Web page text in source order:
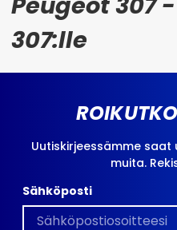
307:lle
Uutiskirjeessämme
muita.
Sähköposti